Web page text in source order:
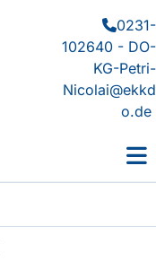
0231-
102640 - DO-
KG-Petri-
Nicolai@ekkd
o.de